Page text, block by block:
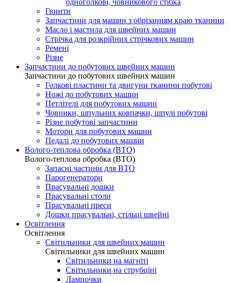
одноголкові, човникового стібка
Гвинти
Запчастини для машин з обрізанням краю тканини
Масло і мастила для швейних машин
Стрічка для розкрійних стрічкових машин
Ремені
Різне
Запчастини до побутових швейних машин
Запчастини до побутових швейних машин
Голкові пластини та двигуни тканини побутові
Ножі до побутових машин
Петлітелі для побутових машин
Човники, шпульних ковпачки, шпулі побутові
Різне побутові запчастини
Мотори для побутових машин
Педалі до побутових машин
Волого-теплова обробка (ВТО)
Волого-теплова обробка (ВТО)
Запасні частини для ВТО
Парогенератори
Прасувальні дошки
Прасувальні столи
Прасувальні преси
Дошки прасувальні, стільці швейні
Освітлення
Освітлення
Світильники для швейних машин
Світильники для швейних машин
Світильники на магніті
Світильники на струбціні
Лампочки